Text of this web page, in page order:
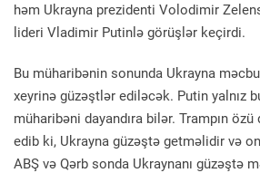
həm Ukrayna prezidenti Volodimir
lideri Vladimir Putinlə görüşlər keçirdi.
Bu müharibənin sonunda Ukrayna
xeyrinə güzəştlər ediləcək. Putin yalnız
müharibəni dayandıra bilər. Trampın
edib ki, Ukrayna güzəştə getməlidir və
ABŞ və Qərb sonda Ukraynanı güzəştə